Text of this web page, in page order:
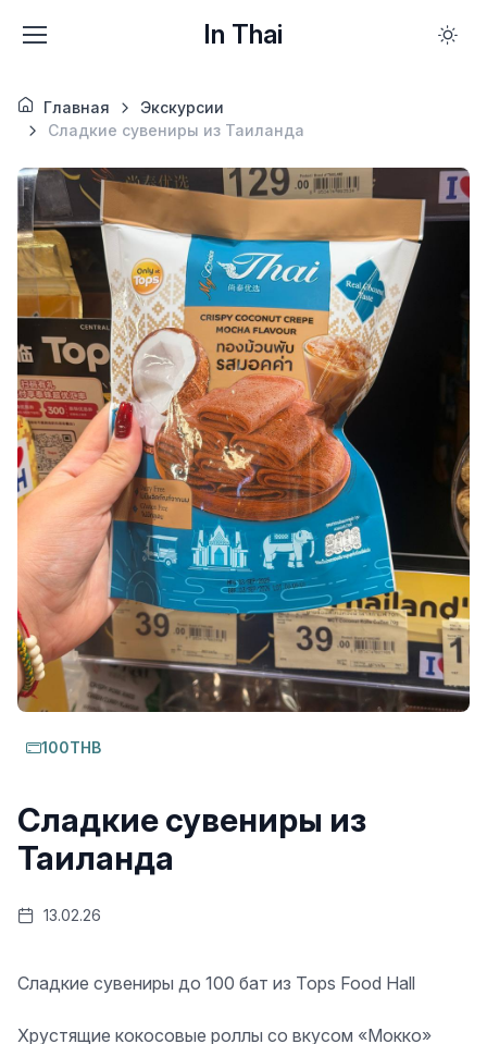
In Thai
Главная
Экскурсии
Сладкие сувениры из Таиланда
100THB
Сладкие сувениры из
Таиланда
13.02.26
Сладкие сувениры до 100 бат из Tops Food Hall
Хрустящие кокосовые роллы со вкусом «Мокко»